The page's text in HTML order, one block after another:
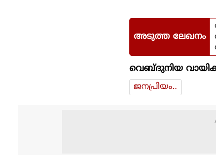
അടുത്ത ലേഖനം
വെബ്ദുനിയ
ജനപ്രിയം..